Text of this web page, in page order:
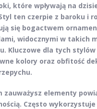
które wpływają na
ten czerpie z baroku i
się bogactwem
widocznymi w takich
. Kluczowe dla tych stylów
kolory oraz obfitość
zauważysz elementy
Często